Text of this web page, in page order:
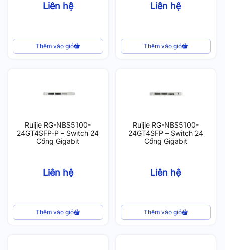
Liên hệ
Thêm vào giỏ
Liên hệ
Thêm vào giỏ
Ruijie RG-NBS5100-
24GT4SFP-P – Switch 24
Cổng Gigabit
Liên hệ
Thêm vào giỏ
Ruijie RG-NBS5100-
24GT4SFP – Switch 24
Cổng Gigabit
Liên hệ
Thêm vào giỏ